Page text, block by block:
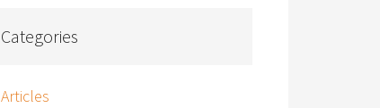
Categories
Articles